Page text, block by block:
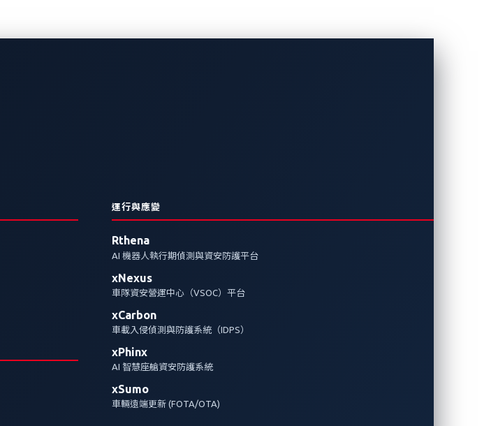
運行與應變
Rthena
AI 機器人執行期偵測與資安防護平台
xNexus
車隊資安營運中心（VSOC）平台
xCarbon
車載入侵偵測與防護系統（IDPS）
xPhinx
AI 智慧座艙資安防護系統
xSumo
車輛遠端更新 (FOTA/OTA)
台，簡化合規流程
對包含數位元素的產品 (PDE) 的網路安全要求。這意味著供應鏈中的
巨額罰款。在這樣的法規環境下，製造商亟需一套能主動監測漏洞並
資安同步到位。